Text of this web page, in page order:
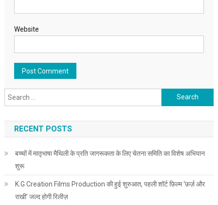
Website
Search for:
RECENT POSTS
बच्चों में मातृभाषा मैथिली के प्रति जागरूकता के लिए चेतना समिति का विशेष अभियान
शुरू
K.G Creation Films Production की हुई शुरुआत, पहली शॉर्ट फ़िल्म ‘फ़र्ज़ और
राखी’ जल्द होगी रिलीज़